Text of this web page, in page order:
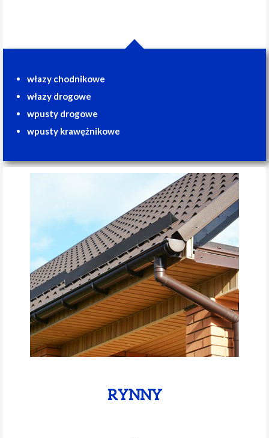
włazy chodnikowe
włazy drogowe
wpusty drogowe
wpusty krawężnikowe
RYNNY